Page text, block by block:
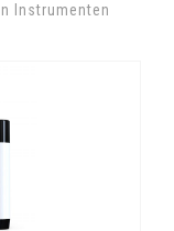
Instrumenten